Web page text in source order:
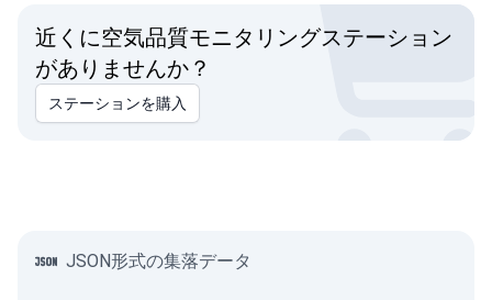
近くに空気品質モニタリングステーション
がありませんか？
ステーションを購入
JSON形式の集落データ